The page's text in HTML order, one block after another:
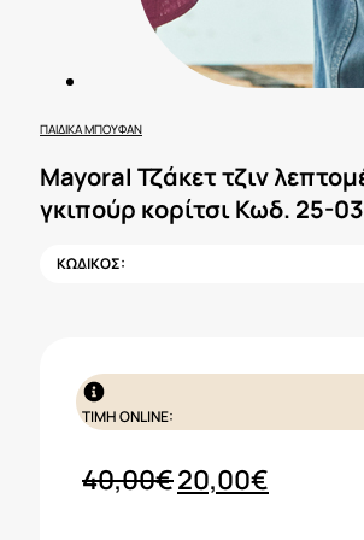
ΠΑΙΔΙΚΆ ΜΠΟΥΦΆΝ
Mayoral Τζάκετ τζιν
γκιπούρ κορίτσι Κωδ. 25-
ΚΩΔΙΚΟΣ:
ΤΙΜΗ ONLINE:
40,00€Original
20,00€